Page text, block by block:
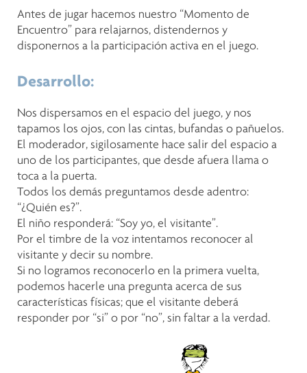
Antes de jugar hacemos nuestro “Momento de
Encuentro” para relajarnos, distendernos y
disponernos a la participación activa en el juego.
Desarrollo:
Nos dispersamos en el espacio del juego, y nos
tapamos los ojos, con las cintas, bufandas o pañuelos.
El moderador, sigilosamente hace salir del espacio a
uno de los participantes, que desde afuera llama o
toca a la puerta.
Todos los demás preguntamos desde adentro:
“¿Quién es?”.
El niño responderá: “Soy yo, el visitante”.
Por el timbre de la voz intentamos reconocer al
visitante y decir su nombre.
Si no logramos reconocerlo en la primera vuelta,
podemos hacerle una pregunta acerca de sus
características físicas; que el visitante deberá
responder por “si” o por “no”, sin faltar a la verdad.